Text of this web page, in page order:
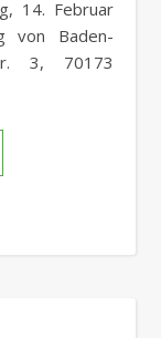
14. Februar
von Baden-
3, 70173